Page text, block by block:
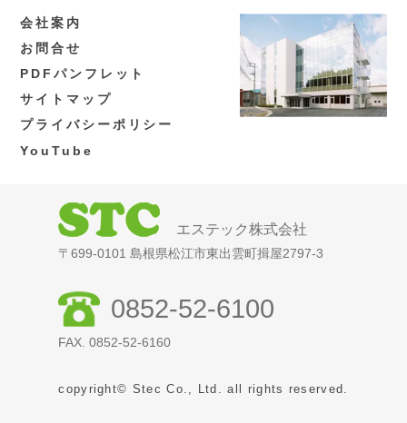
会社案内
お問合せ
PDFパンフレット
サイトマップ
プライバシーポリシー
YouTube
エステック株式会社
〒699-0101 島根県松江市東出雲町揖屋2797-3
0852-52-6100
FAX. 0852-52-6160
copyright© Stec Co., Ltd. all rights reserved.